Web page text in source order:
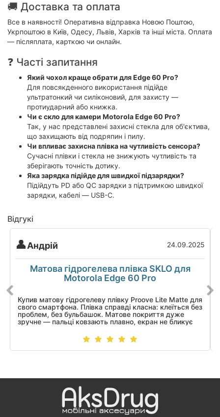
🚚 Доставка та оплата
Все в наявності! Оперативна відправка Новою Поштою,
Укрпоштою в Київ, Одесу, Львів, Харків та інші міста. Оплата
— післяплата, карткою чи онлайн.
❓ Часті запитання
Який чохол краще обрати для Edge 60 Pro?
Для повсякденного використання підійде
ультратонкий чи силіконовий, для захисту —
протиударний або книжка.
Чи є скло для камери Motorola Edge 60 Pro?
Так, у нас представлені захисні стекла для об'єктива,
що захищають від подряпин і пилу.
Чи впливає захисна плівка на чутливість сенсора?
Сучасні плівки і стекла не знижують чутливість та
зберігають точність дотику.
Яка зарядка підійде для швидкої підзарядки?
Підійдуть PD або QC зарядки з підтримкою швидкої
зарядки, кабелі — USB-C.
Відгукі
Андрій 24.09.2025
Матова гідрогелева плівка SKLO для
Motorola Edge 60 Pro
Купив матову гідрогелеву плівку Proove Lite Matte для
свого смартфона. Плівка справді класна: клеїться без
проблем, без бульбашок. Матове покриття дуже
зручне — пальці ковзають плавно, екран не бликує